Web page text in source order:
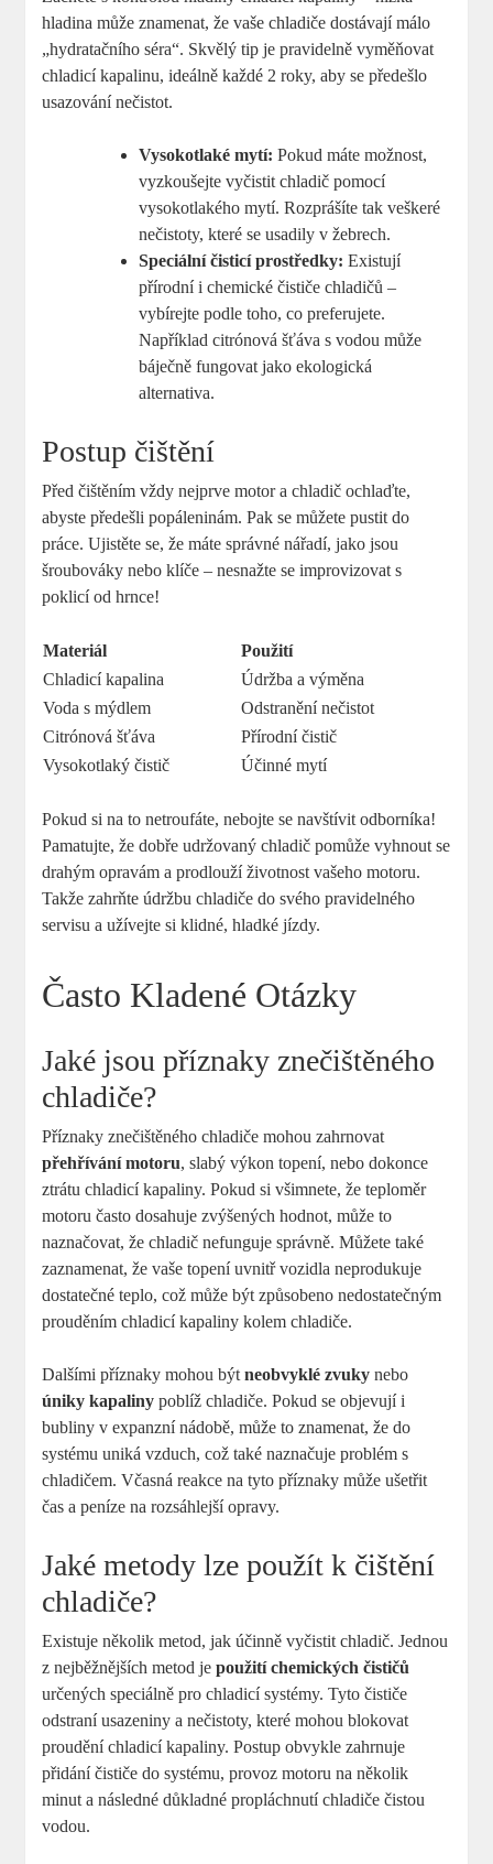
hladina může znamenat, že vaše chladiče dostávají málo
„hydratačního séra“. Skvělý tip je pravidelně vyměňovat
chladicí kapalinu, ideálně každé 2 roky, aby se předešlo
usazování nečistot.
Vysokotlaké mytí: Pokud máte možnost,
vyzkoušejte vyčistit chladič pomocí
vysokotlakého mytí. Rozprášíte tak veškeré
nečistoty, které se usadily v žebrech.
Speciální čisticí prostředky: Existují
přírodní i chemické čističe chladičů –
vybírejte podle toho, co preferujete.
Například citrónová šťáva s vodou může
báječně fungovat jako ekologická
alternativa.
Postup čištění
Před čištěním vždy nejprve motor a chladič ochlaďte,
abyste předešli popáleninám. Pak se můžete pustit do
práce. Ujistěte se, že máte správné nářadí, jako jsou
šroubováky nebo klíče – nesnažte se improvizovat s
poklicí od hrnce!
Materiál
Použití
Chladicí kapalina
Údržba a výměna
Voda s mýdlem
Odstranění nečistot
Citrónová šťáva
Přírodní čistič
Vysokotlaký čistič
Účinné mytí
Pokud si na to netroufáte, nebojte se navštívit odborníka!
Pamatujte, že dobře udržovaný chladič pomůže vyhnout se
drahým opravám a prodlouží životnost vašeho motoru.
Takže zahrňte údržbu chladiče do svého pravidelného
servisu a užívejte si klidné, hladké jízdy.
Často Kladené Otázky
Jaké jsou příznaky znečištěného
chladiče?
Příznaky znečištěného chladiče mohou zahrnovat
přehřívání motoru, slabý výkon topení, nebo dokonce
ztrátu chladicí kapaliny. Pokud si všimnete, že teploměr
motoru často dosahuje zvýšených hodnot, může to
naznačovat, že chladič nefunguje správně. Můžete také
zaznamenat, že vaše topení uvnitř vozidla neprodukuje
dostatečné teplo, což může být způsobeno nedostatečným
prouděním chladicí kapaliny kolem chladiče.
Dalšími příznaky mohou býtneobvyklé zvuky nebo
úniky kapaliny poblíž chladiče. Pokud se objevují i
bubliny v expanzní nádobě, může to znamenat, že do
systému uniká vzduch, což také naznačuje problém s
chladičem. Včasná reakce na tyto příznaky může ušetřit
čas a peníze na rozsáhlejší opravy.
Jaké metody lze použít k čištění
chladiče?
Existuje několik metod, jak účinně vyčistit chladič. Jednou
z nejběžnějších metod jepoužití chemických čističů
určených speciálně pro chladicí systémy. Tyto čističe
odstraní usazeniny a nečistoty, které mohou blokovat
proudění chladicí kapaliny. Postup obvykle zahrnuje
přidání čističe do systému, provoz motoru na několik
minut a následné důkladné propláchnutí chladiče čistou
vodou.